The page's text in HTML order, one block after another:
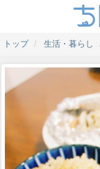
トップ 生活・暮らし